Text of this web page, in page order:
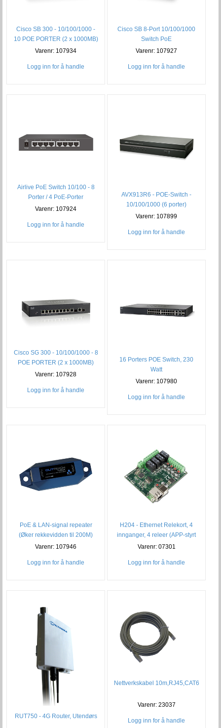
Cisco SB 300 - 10/100/1000 -
10 POE PORTER (2 x 1000MB)
Varenr: 107934
Logg inn for å handle
Cisco SB 8-Port 10/100/1000
Switch PoE
Varenr: 107927
Logg inn for å handle
Airlive PoE Switch 10/100 - 8
Porter / 4 PoE-Porter
Varenr: 107924
Logg inn for å handle
AVX913R6 - POE-Switch -
10/100/1000 (6 porter)
Varenr: 107899
Logg inn for å handle
Cisco SG 300 - 10/100/1000 - 8
POE PORTER (2 x 1000MB)
Varenr: 107928
Logg inn for å handle
16 Porters POE Switch, 230
Watt
Varenr: 107980
Logg inn for å handle
PoE & LAN-signal repeater
(Øker rekkevidden til 200M)
Varenr: 107946
Logg inn for å handle
H204 - Ethernet Relekort, 4
innganger, 4 releer (APP-styrt
Varenr: 07301
Logg inn for å handle
RUT750 - 4G Router, Utendørs
Nettverkskabel 10m,RJ45,CAT6
Varenr: 23037
Logg inn for å handle